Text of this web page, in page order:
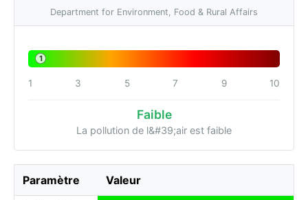
Department for Environment, Food & Rural Affairs
1
1 3 5 7 9 10
Faible
La pollution de l&#39;air est faible
Paramètre Valeur